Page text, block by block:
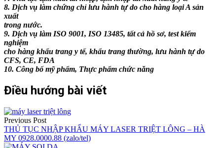
8. Dịch vụ làm chứng chỉ lưu hành tự do cho hàng loại A sản
xuất
trong nước.
9. Dịch vụ làm ISO 9001, ISO 13485, tất cả hồ sơ, test kiểm
nghiệm
cho hàng khẩu trang y tế, khẩu trang thường, lưu hành tự do
CFS, CE, FDA
10. Công bố mỹ phẩm, Thực phẩm chức năng
Điều hướng bài viết
Previous Post
THỦ TỤC NHẬP KHẨU MÁY LASER TRIỆT LÔNG – HÀ
MY 0928.0000.88 (zalo/tel)